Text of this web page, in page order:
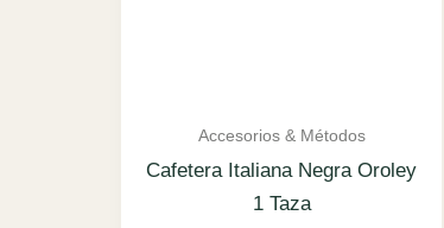
Accesorios & Métodos
Cafetera Italiana Negra Oroley
1 Taza